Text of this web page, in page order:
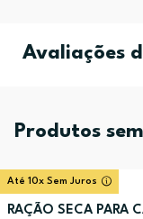
Avaliações
Produtos
Até 10x Sem Juros
RAÇÃO SECA PARA